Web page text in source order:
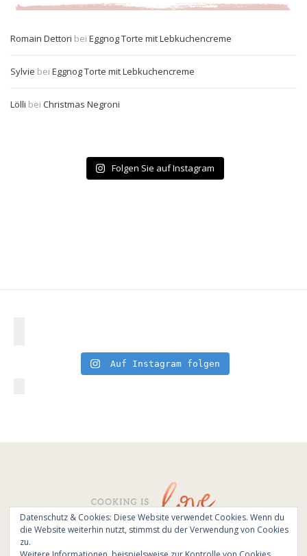
Romain Dettori bei Eggnog Torte mit Lebkuchencreme
Sylvie bei Eggnog Torte mit Lebkuchencreme
Lölli bei Christmas Negroni
Folgen Sie auf Instagram
Auf Instagram folgen
© All Rights Reserved - Cooking is love 2017.
Datenschutz & Cookies: Diese Website verwendet Cookies. Wenn du
die Website weiterhin nutzt, stimmst du der Verwendung von Cookies
zu.